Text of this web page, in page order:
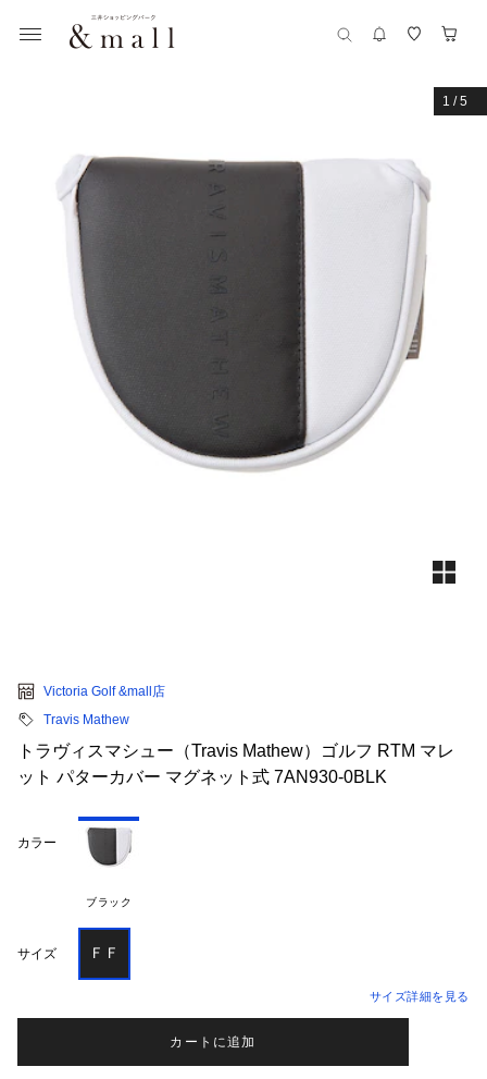
1 /5
Victoria Golf &mall店
Travis Mathew
トラヴィスマシュー（Travis Mathew）ゴルフ RTM マレ
ット パターカバー マグネット式 7AN930-0BLK
カラー
ブラック
サイズ ＦＦ
サイズ詳細を見る
カートに追加